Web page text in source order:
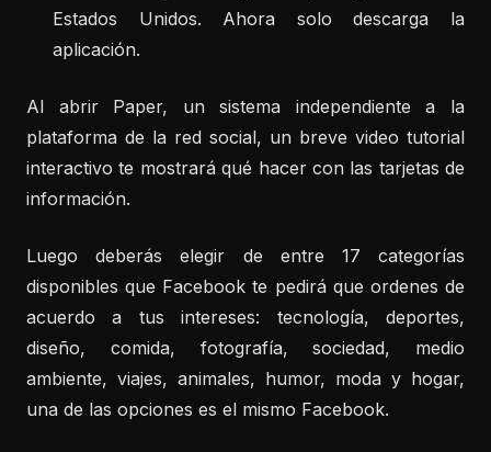
Estados Unidos. Ahora solo descarga la
aplicación.
Al abrir Paper, un sistema independiente a la
plataforma de la red social, un breve video tutorial
interactivo te mostrará qué hacer con las tarjetas de
información.
Luego deberás elegir de entre 17 categorías
disponibles que Facebook te pedirá que ordenes de
acuerdo a tus intereses: tecnología, deportes,
diseño, comida, fotografía, sociedad, medio
ambiente, viajes, animales, humor, moda y hogar,
una de las opciones es el mismo Facebook.